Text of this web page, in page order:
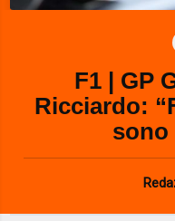
F1 | GP
Ricciardo:
sono